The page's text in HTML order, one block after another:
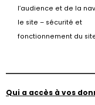
l’audience et de la
le site – sécurité et
fonctionnement du
Qui a accès à vos